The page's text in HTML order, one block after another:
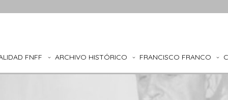
FNFF ARCHIVO HISTÓRICO FRANCISCO FRANCO